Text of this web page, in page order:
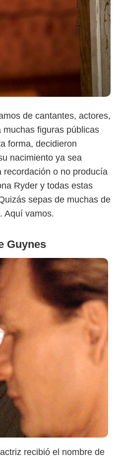
de cantantes, actores,
figuras públicas
forma, decidieron
nacimiento ya sea
recordación o no producía
Ryder y todas estas
sepas de muchas de
Aquí vamos.
Guynes
recibió el nombre de